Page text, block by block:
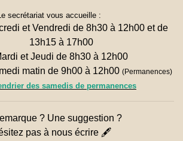
Le secrétariat vous accueille :
et Vendredi de 8h30 à 12h00 et de
13h15 à 17h00
et Jeudi de 8h30 à 12h00
matin de 9h00 à 12h00 (Permanences)
des samedis de permanences
? Une suggestion ?
pas à nous écrire 🖋